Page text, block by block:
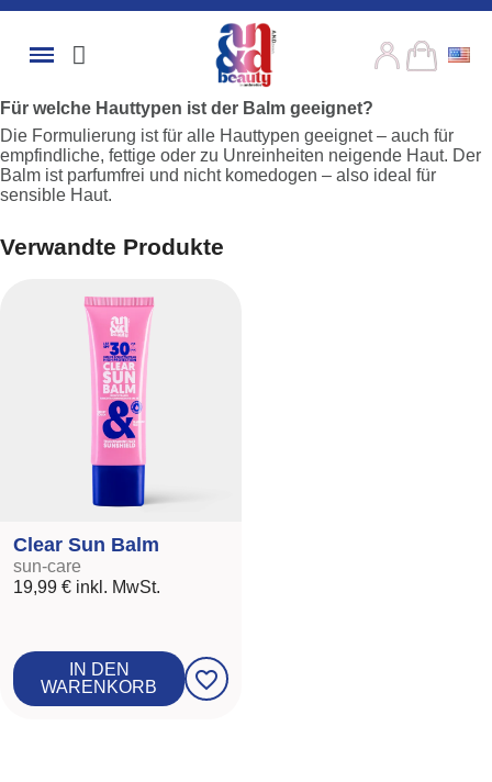
Für welche Hauttypen ist der Balm geeignet?
Die Formulierung ist für alle Hauttypen geeignet – auch für
empfindliche, fettige oder zu Unreinheiten neigende Haut. Der
Balm ist parfumfrei und nicht komedogen – also ideal für
sensible Haut.
Verwandte Produkte
Clear Sun Balm
sun-care
19,99 € inkl. MwSt.
IN DEN
WARENKORB
favorite_border